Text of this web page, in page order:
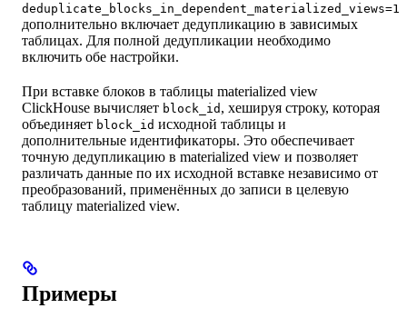
deduplicate_blocks_in_dependent_materialized_views=1
дополнительно включает дедупликацию в зависимых
таблицах. Для полной дедупликации необходимо
включить обе настройки.
При вставке блоков в таблицы materialized view
ClickHouse вычисляет block_id , хешируя строку, которая
объединяет block_id исходной таблицы и
дополнительные идентификаторы. Это обеспечивает
точную дедупликацию в materialized view и позволяет
различать данные по их исходной вставке независимо от
преобразований, применённых до записи в целевую
таблицу materialized view.
Примеры